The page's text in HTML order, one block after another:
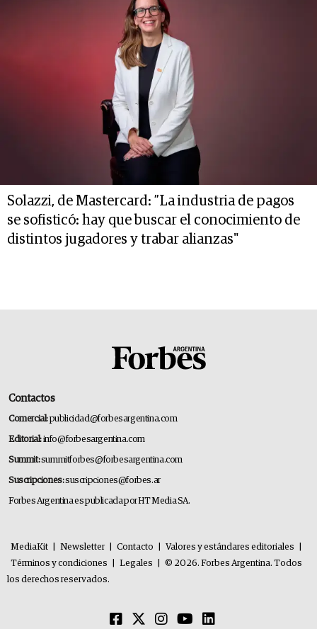
Solazzi, de Mastercard: ”La industria de pagos
se sofisticó: hay que buscar el conocimiento de
distintos jugadores y trabar alianzas"
Contactos
Comercial:publicidad@forbesargentina.com
Editorial:info@forbesargentina.com
Summit:summitforbes@forbesargentina.com
Suscripciones:suscripciones@forbes.ar
Forbes Argentina es publicada por HT Media SA.
MediaKit Newsletter Contacto Valores y estándares editoriales
Términos y condiciones
Legales
© 2026. Forbes Argentina. Todos
los derechos reservados.